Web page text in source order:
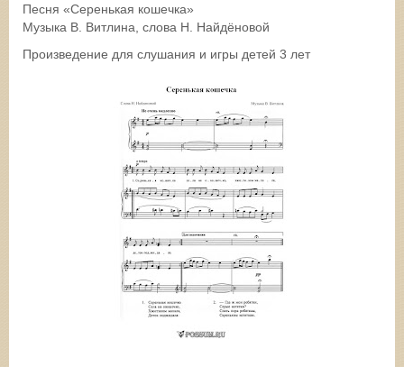
Песня «Серенькая кошечка»
Музыка В. Витлина, слова Н. Найдёновой
Произведение для слушания и игры детей 3 лет